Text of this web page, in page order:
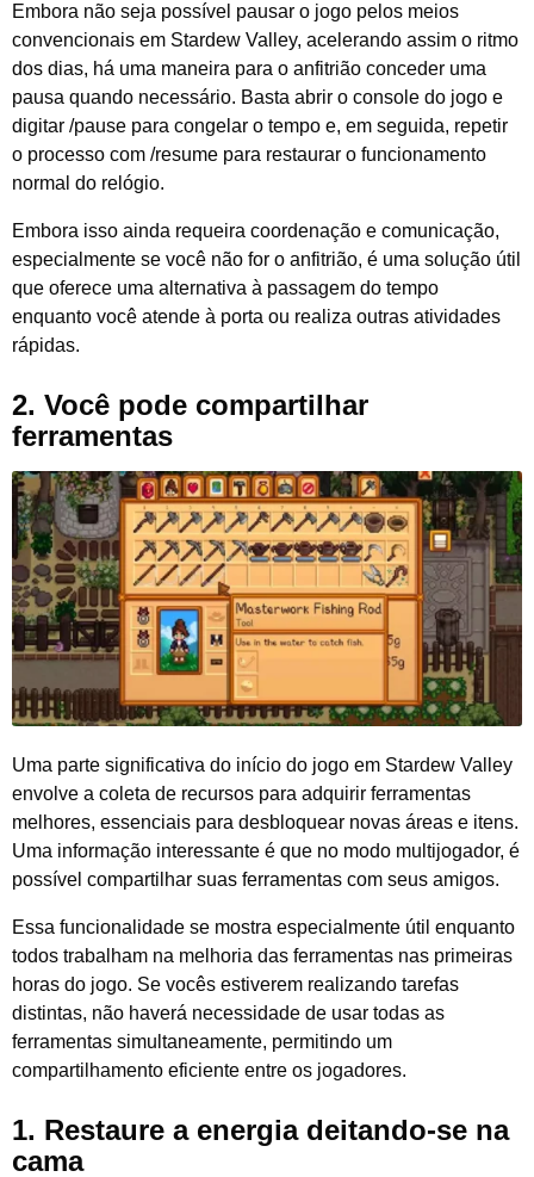
Embora não seja possível pausar o jogo pelos meios
convencionais em Stardew Valley, acelerando assim o ritmo
dos dias, há uma maneira para o anfitrião conceder uma
pausa quando necessário. Basta abrir o console do jogo e
digitar /pause para congelar o tempo e, em seguida, repetir
o processo com /resume para restaurar o funcionamento
normal do relógio.
Embora isso ainda requeira coordenação e comunicação,
especialmente se você não for o anfitrião, é uma solução útil
que oferece uma alternativa à passagem do tempo
enquanto você atende à porta ou realiza outras atividades
rápidas.
2. Você pode compartilhar
ferramentas
Uma parte significativa do início do jogo em Stardew Valley
envolve a coleta de recursos para adquirir ferramentas
melhores, essenciais para desbloquear novas áreas e itens.
Uma informação interessante é que no modo multijogador, é
possível compartilhar suas ferramentas com seus amigos.
Essa funcionalidade se mostra especialmente útil enquanto
todos trabalham na melhoria das ferramentas nas primeiras
horas do jogo. Se vocês estiverem realizando tarefas
distintas, não haverá necessidade de usar todas as
ferramentas simultaneamente, permitindo um
compartilhamento eficiente entre os jogadores.
1. Restaure a energia deitando-se na
cama